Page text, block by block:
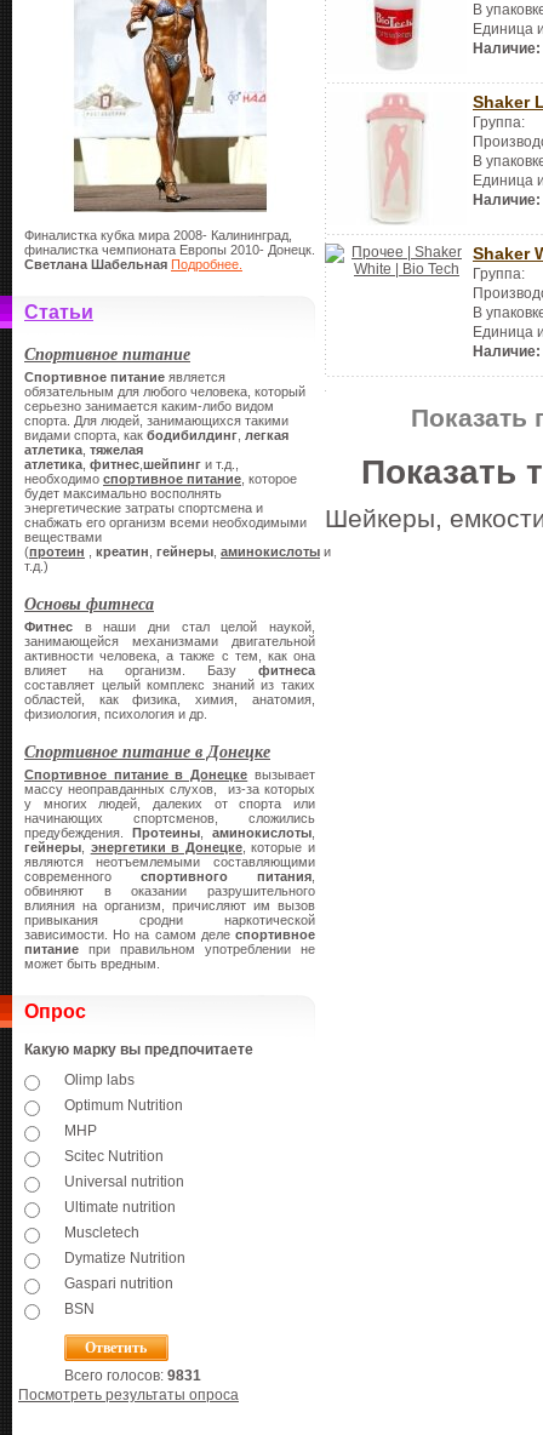
Финалистка кубка мира 2008- Калининград,
финалистка чемпионата Европы 2010- Донецк.
Светлана Шабельная Подробнее.
Статьи
Спортивное питание
Спортивное питание является
обязательным для любого человека, который
серьезно занимается каким-либо видом
спорта. Для людей, занимающихся такими
видами спорта, как бодибилдинг легкая
атлетика тяжелая
атлетика фитнес шейпинг и т.д.,
необходимо спортивное питание , которое
будет максимально восполнять
энергетические затраты спортсмена и
снабжать его организм всеми необходимыми
веществами
(протеин креатин гейнеры аминокислоты и
т.д.)
Основы фитнеса
Фитнес в наши дни стал целой наукой,
занимающейся механизмами двигательной
активности человека, а также с тем, как она
влияет на организм. Базу фитнеса
составляет целый комплекс знаний из таких
областей, как физика, химия, анатомия,
физиология, психология и др.
Спортивное питание в Донецке
Спортивное питание в Донецке вызывает
массу неоправданных слухов, из-за которых
у многих людей, далеких от спорта или
начинающих спортсменов, сложились
предубеждения. Протеины аминокислоты
гейнеры
энергетики в Донецке, которые и
являются неотъемлемыми составляющими
современного спортивного питания
обвиняют в оказании разрушительного
влияния на организм, причисляют им вызов
привыкания сродни наркотической
зависимости. Но на самом деле спортивное
питание при правильном употреблении не
может быть вредным.
Опрос
Какую марку вы предпочитаете
Olimp labs
Optimum Nutrition
MHP
Scitec Nutrition
Universal nutrition
Ultimate nutrition
Muscletech
Dymatize Nutrition
Gaspari nutrition
BSN
Всего голосов: 9831
Посмотреть результаты опроса
В
Единица
Наличие:
Shaker
Группа:
В
Единица
Наличие:
Shaker
Группа:
В
Единица
Наличие:
Показать
Показать
Шейкеры,